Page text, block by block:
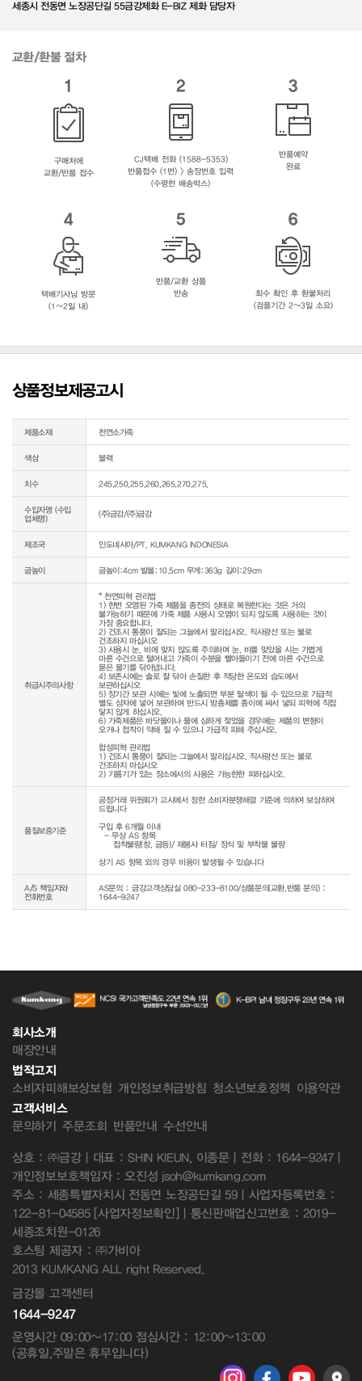
세종시 전동면 노장공단길 55금강제화 E-BIZ 제화 담당자
교환/환불 절차
1
구매처에
교환/반품 접수
2
CJ택배 전화 (1588-5353)
반품접수 (1번) > 송장번호 입력
(수령한 배송박스)
3
반품예약
완료
4
택배기사님 방문
(1~2일 내)
5
반품/교환 상품
반송
6
회수 확인 후 환불처리
(검품기간 2~3일 소요)
상품정보제공고시
제품소재 천연소가죽
색상 블랙
치수 245,250,255,260,265,270,275,
수입자명 (수입
업체명)
(주)금강/(주)금강
제조국 인도네시아/PT. KUMKANG INDONESIA
굽높이 굽높이:4cm 발볼:10.5cm 무게:363g 길이:29cm
취급시주의사항
* 천연피혁 관리법
1) 한번 오염된 가죽 제품을 종전의 상태로 복원한다는 것은 거의
불가능하기 때문에 가죽 제품 사용시 오염이 되지 않도록 사용하는 것이
가장 중요합니다.
2) 건조시 통풍이 잘되는 그늘에서 말리십시오. 직사광선 또는 불로
건조하지 마십시오
3) 사용시 눈, 비에 맞지 않도록 주의하며 눈, 비를 맞았을 시는 가볍게
마른 수건으로 털어내고 가죽이 수분을 빨아들이기 전에 마른 수건으로
묻은 물기를 닦아냅니다.
4) 보존시에는 솔로 잘 닦아 손질한 후 적당한 온도와 습도에서
보관하십시오
5) 장기간 보관 시에는 빛에 노출되면 부분 탈색이 될 수 있으므로 가급적
별도 상자에 넣어 보관하며 반드시 방충제를 종이에 싸서 넣되 피혁에 직접
닿지 않게 하십시오.
6) 가죽제품은 바닷물이나 물에 심하게 젖었을 경우에는 제품의 변형이
오거나 접착이 약해 질 수 있으니 가급적 피해 주십시오.
합성피혁 관리법
1) 건조시 통풍이 잘되는 그늘에서 말리십시오. 직사광선 또는 불로
건조하지 마십시오
2) 기름기가 있는 장소에서의 사용은 가능한한 피하십시오.
품질보증기준
공정거래 위원회가 고시에서 정한 소비자분쟁해결 기준에 의하여 보상하여
드립니다
구입 후 6개월 이내
  - 무상 AS 항목
상기 AS 항목 외의 경우 비용이 발생될 수 있습니다
A/S 책임자와
전화번호
AS문의 : 금강고객상담실 080-233-8100/상품문의(교환,반품 문의) :
1644-9247
회사소개
매장안내
법적고지
소비자피해보상보험 개인정보취급방침 청소년보호정책 이용약관
고객서비스
문의하기 주문조회 반품안내 수선안내
상호 : ㈜금강 | 대표 : SHIN KIEUN, 이종문 | 전화 : 1644-9247 |
개인정보보호책임자 : 오진성 jsoh@kumkang.com
주소 : 세종특별자치시 전동면 노장공단길 59 | 사업자등록번호 :
122-81-04585 [사업자정보확인] | 통신판매업신고번호 : 2019-
세종조치원-0126
호스팅 제공자 : ㈜가비아
2013 KUMKANG ALL right Reserved.
금강몰 고객센터
1644-9247
운영시간 09:00~17:00 점심시간 : 12:00~13:00
(공휴일,주말은 휴무입니다)